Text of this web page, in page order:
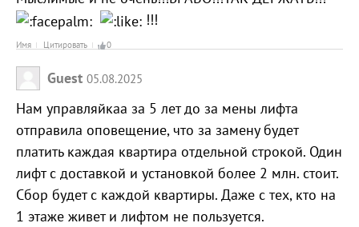
!!!
Имя Цитировать 0
Guest 05.08.2025
Нам управляйкаа за 5 лет до за мены лифта
отправила оповещение, что за замену будет
платить каждая квартира отдельной строкой. Один
лифт с доставкой и установкой более 2 млн. стоит.
Сбор будет с каждой квартиры. Даже с тех, кто на
1 этаже живет и лифтом не пользуется.